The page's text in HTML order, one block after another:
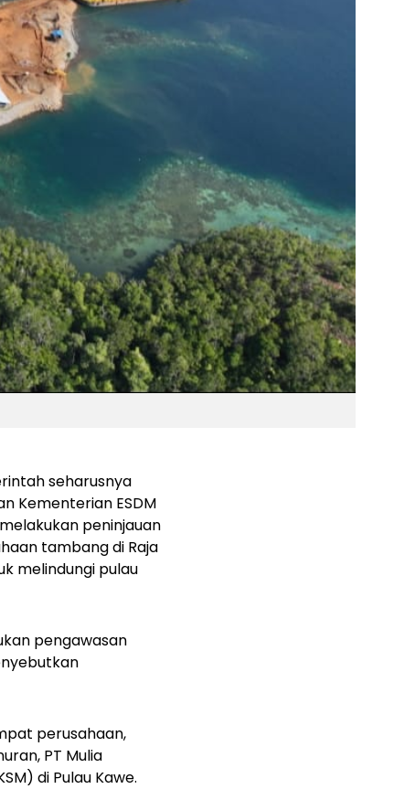
seharusnya
Kementerian ESDM
peninjauan
tambang di Raja
melindungi pulau
pengawasan
perusahaan,
PT Mulia
di Pulau Kawe.